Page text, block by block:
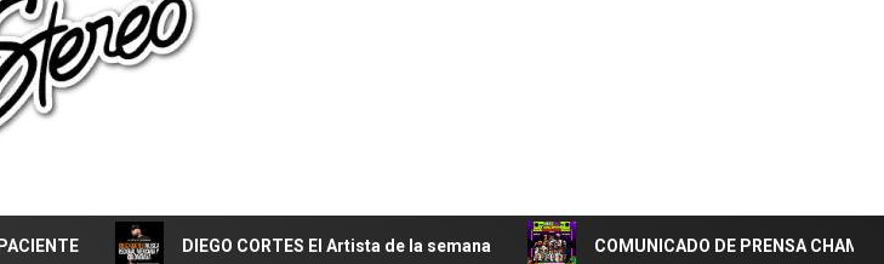
DIEGO CORTES El Artista de la semana COMUNICADO DE PRENSA CHAMPETIZA